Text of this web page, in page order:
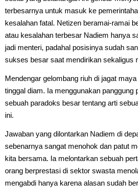
terbesarnya untuk masuk ke
kesalahan fatal. Netizen beramai-ramai
atau kesalahan terbesar Nadiem hanya
jadi menteri, padahal posisinya sudah
sukses besar saat mendirikan sekaligus
Mendengar gelombang riuh di jagat
tinggal diam. Ia menggunakan panggung
sebuah paradoks besar tentang arti
ini.
Jawaban yang dilontarkan Nadiem di
sebenarnya sangat menohok dan patut
kita bersama. Ia melontarkan sebuah
orang berprestasi di sektor swasta
mengabdi hanya karena alasan sudah